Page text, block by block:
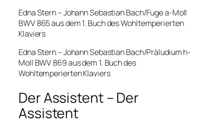
Edna Stern – Johann Sebastian Bach/Fuge a-Moll
BWV 865 aus dem 1. Buch des Wohltemperierten
Klaviers
Edna Stern – Johann Sebastian Bach/Präludium h-
Moll BWV 869 aus dem 1. Buch des
Wohltemperierten Klaviers
Der Assistent – Der
Assistent